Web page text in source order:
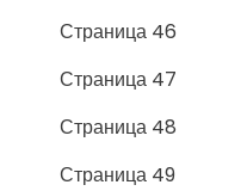
Страница 46
Страница 47
Страница 48
Страница 49